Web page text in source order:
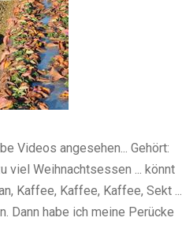
Videos angesehen... Gehört:
viel Weihnachtsessen ... könnt
Kaffee, Kaffee, Kaffee, Sekt ...
Dann habe ich meine Perücke